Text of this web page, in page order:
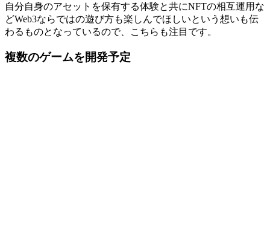
自分自身のアセットを保有する体験と共にNFTの相互運用な
どWeb3ならではの遊び方も楽しんでほしいという想いも伝
わる ものとなっているので、こちらも注目です。
複数のゲームを開発予定